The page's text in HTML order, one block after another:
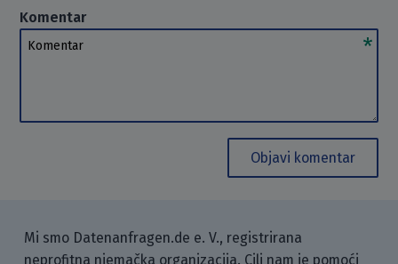
Komentar
Komentar
Objavi komentar
Mi smo Datenanfragen.de e. V., registrirana
neprofitna njemačka organizacija. Cilj nam je pomoći